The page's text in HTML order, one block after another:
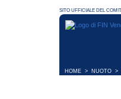
HOME > NUOTO >